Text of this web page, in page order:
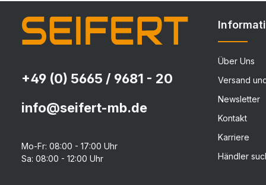
+49 (0) 5665 / 9681 - 20
info@seifert-mb.de
Mo-Fr: 08:00 - 17:00 Uhr
Sa: 08:00 - 12:00 Uhr
Über Uns
Versand
Newsletter
Kontakt
Karriere
Händler